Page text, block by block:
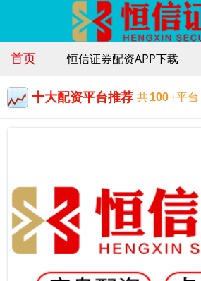
首页 恒信证券配资APP下载
十大配资平台推荐 共100+平台